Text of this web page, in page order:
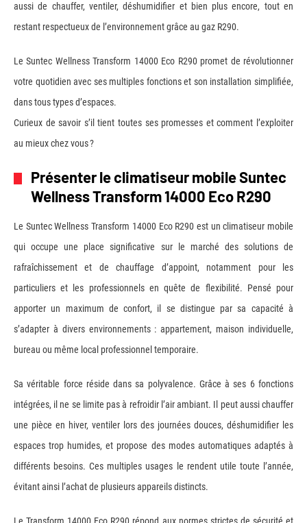
aussi de chauffer, ventiler, déshumidifier et bien plus encore, tout en
restant respectueux de l’environnement grâce au gaz R290.
Le Suntec Wellness Transform 14000 Eco R290 promet de révolutionner
votre quotidien avec ses multiples fonctions et son installation simplifiée,
dans tous types d’espaces.
Curieux de savoir s’il tient toutes ses promesses et comment l’exploiter
au mieux chez vous ?
Présenter le climatiseur mobile Suntec
Wellness Transform 14000 Eco R290
Le Suntec Wellness Transform 14000 Eco R290 est un climatiseur mobile
qui occupe une place significative sur le marché des solutions de
rafraîchissement et de chauffage d’appoint, notamment pour les
particuliers et les professionnels en quête de flexibilité. Pensé pour
apporter un maximum de confort, il se distingue par sa capacité à
s’adapter à divers environnements : appartement, maison individuelle,
bureau ou même local professionnel temporaire.
Sa véritable force réside dans sa polyvalence. Grâce à ses 6 fonctions
intégrées, il ne se limite pas à refroidir l’air ambiant. Il peut aussi chauffer
une pièce en hiver, ventiler lors des journées douces, déshumidifier les
espaces trop humides, et propose des modes automatiques adaptés à
différents besoins. Ces multiples usages le rendent utile toute l’année,
évitant ainsi l’achat de plusieurs appareils distincts.